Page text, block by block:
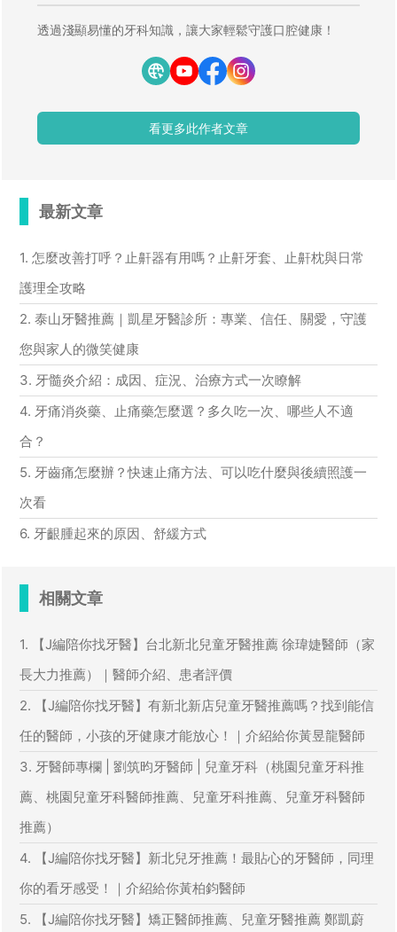
透過淺顯易懂的牙科知識，讓大家輕鬆守護口腔健康！
看更多此作者文章
最新文章
1. 怎麼改善打呼？止鼾器有用嗎？止鼾牙套、止鼾枕與日常
護理全攻略
2. 泰山牙醫推薦｜凱星牙醫診所：專業、信任、關愛，守護
您與家人的微笑健康
3. 牙髓炎介紹：成因、症況、治療方式一次瞭解
4. 牙痛消炎藥、止痛藥怎麼選？多久吃一次、哪些人不適
合？
5. 牙齒痛怎麼辦？快速止痛方法、可以吃什麼與後續照護一
次看
6. 牙齦腫起來的原因、舒緩方式
相關文章
1. 【J編陪你找牙醫】台北新北兒童牙醫推薦 徐瑋婕醫師（家
長大力推薦）｜醫師介紹、患者評價
2. 【J編陪你找牙醫】有新北新店兒童牙醫推薦嗎？找到能信
任的醫師，小孩的牙健康才能放心！｜介紹給你黃昱龍醫師
3. 牙醫師專欄 | 劉筑昀牙醫師 | 兒童牙科（桃園兒童牙科推
薦、桃園兒童牙科醫師推薦、兒童牙科推薦、兒童牙科醫師
推薦）
4. 【J編陪你找牙醫】新北兒牙推薦！最貼心的牙醫師，同理
你的看牙感受！｜介紹給你黃柏鈞醫師
5. 【J編陪你找牙醫】矯正醫師推薦、兒童牙醫推薦 鄭凱蔚